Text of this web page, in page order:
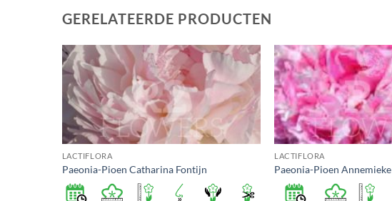
GERELATEERDE PRODUCTEN
LACTIFLORA
Paeonia-Pioen Catharina Fontijn
LACTIFLORA
Paeonia-Pioen Annemieke